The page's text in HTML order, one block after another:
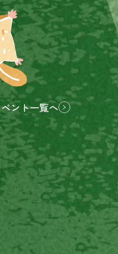
ント一覧へ